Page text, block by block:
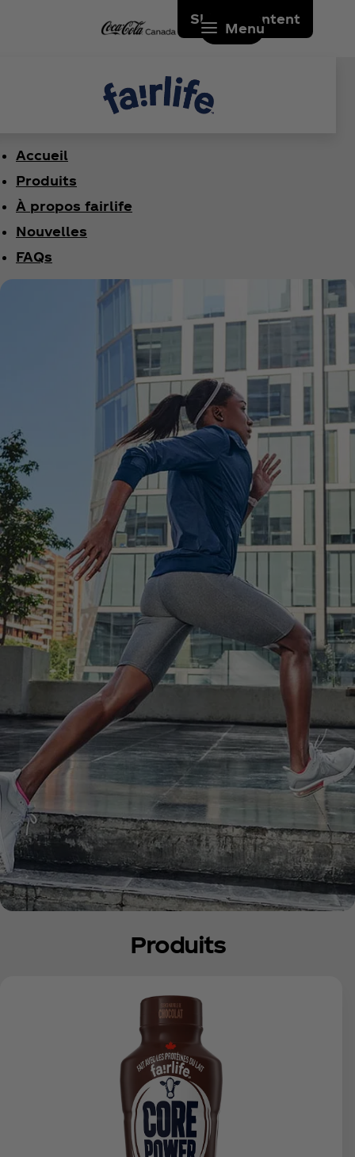
Skip to content
Menu
Accueil
Produits
À propos fairlife
Nouvelles
FAQs
Produits